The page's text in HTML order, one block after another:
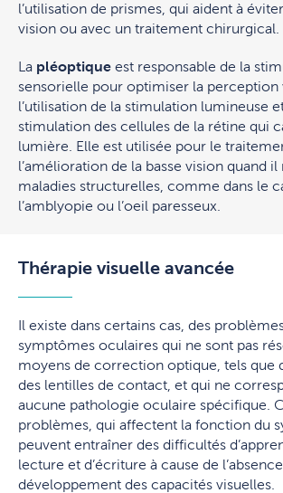
l’utilisation de prismes, qui aident à
vision ou avec un traitement chirurgical.
La pléoptique est responsable de la
sensorielle pour optimiser la perception
l’utilisation de la stimulation lumineuse
stimulation des cellules de la rétine qui
lumière. Elle est utilisée pour le
l’amélioration de la basse vision quand il
maladies structurelles, comme dans le
l’amblyopie ou l’oeil paresseux.
Thérapie visuelle avancée
Il existe dans certains cas, des
symptômes oculaires qui ne sont pas
moyens de correction optique, tels que
des lentilles de contact, et qui ne
aucune pathologie oculaire spécifique.
problèmes, qui affectent la fonction du
peuvent entraîner des difficultés
lecture et d’écriture à cause de
développement des capacités visuelles.